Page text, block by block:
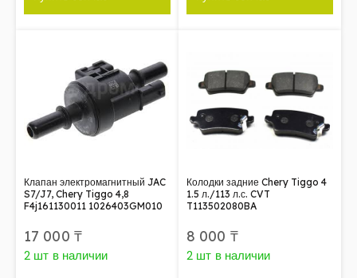
Клапан электромагнитный JAC
S7/J7, Chery Tiggo 4,8
F4j161130011 1026403GM010
17 000 ₸
2 шт в наличии
Колодки задние Chery Tiggo 4
1.5 л./113 л.с. CVT
T113502080BA
8 000 ₸
2 шт в наличии